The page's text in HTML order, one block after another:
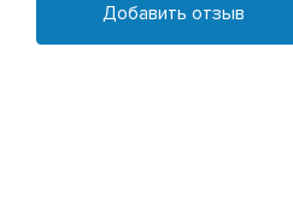
Добавить отзыв